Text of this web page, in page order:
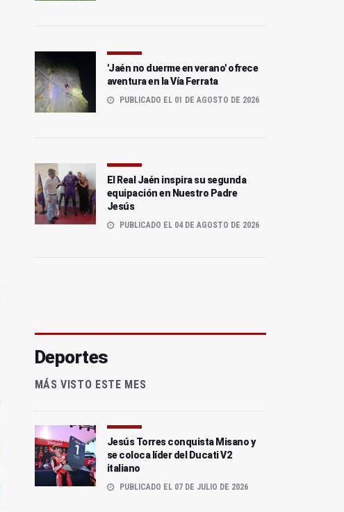
'Jaén no duerme en verano' ofrece
aventura en la Vía Ferrata
PUBLICADO EL 01 DE AGOSTO DE 2026
El Real Jaén inspira su segunda
equipación en Nuestro Padre
Jesús
PUBLICADO EL 04 DE AGOSTO DE 2026
Deportes
MÁS VISTO ESTE MES
Jesús Torres conquista Misano y
se coloca líder del Ducati V2
italiano
PUBLICADO EL 07 DE JULIO DE 2026